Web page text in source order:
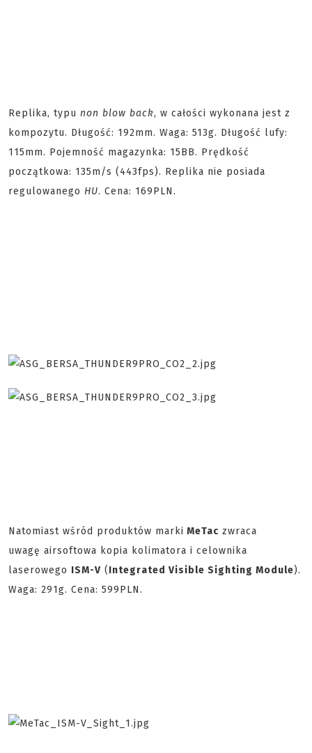
Replika, typu non blow back, w całości wykonana jest z
kompozytu. Długość: 192mm. Waga: 513g. Długość lufy:
115mm. Pojemność magazynka: 15BB. Prędkość
początkowa: 135m/s (443fps). Replika nie posiada
regulowanego HU. Cena: 169PLN.
Natomiast wśród produktów marki MeTac zwraca
uwagę airsoftowa kopia kolimatora i celownika
laserowego ISM-V (Integrated Visible Sighting Module).
Waga: 291g. Cena: 599PLN.